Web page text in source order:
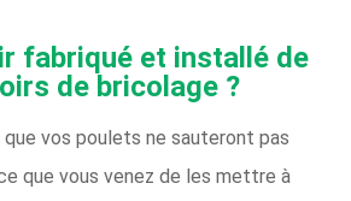
fabriqué et installé de
de bricolage ?
que vos poulets ne sauteront pas
que vous venez de les mettre à